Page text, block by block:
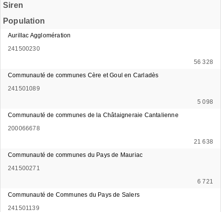
Siren
Population
Aurillac Agglomération
241500230
56 328
Communauté de communes Cère et Goul en Carladès
241501089
5 098
Communauté de communes de la Châtaigneraie Cantalienne
200066678
21 638
Communauté de communes du Pays de Mauriac
241500271
6 721
Communauté de Communes du Pays de Salers
241501139